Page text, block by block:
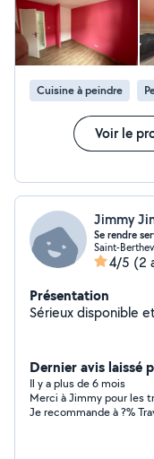
Cuisine à peindre
Voir le
Jimmy
Se rendre
Saint-
4/5 (2
Présentation
Sérieux disponible
Dernier avis laissé
Il y a plus de 6 mois
Merci à Jimmy pour les
Je recommande à ?% Travail